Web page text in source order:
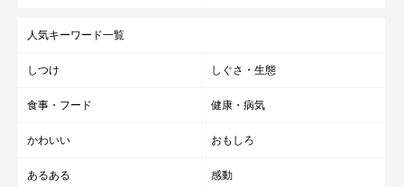
人気キーワード一覧
しつけ しぐさ・生態
食事・フード 健康・病気
かわいい おもしろ
あるある 感動